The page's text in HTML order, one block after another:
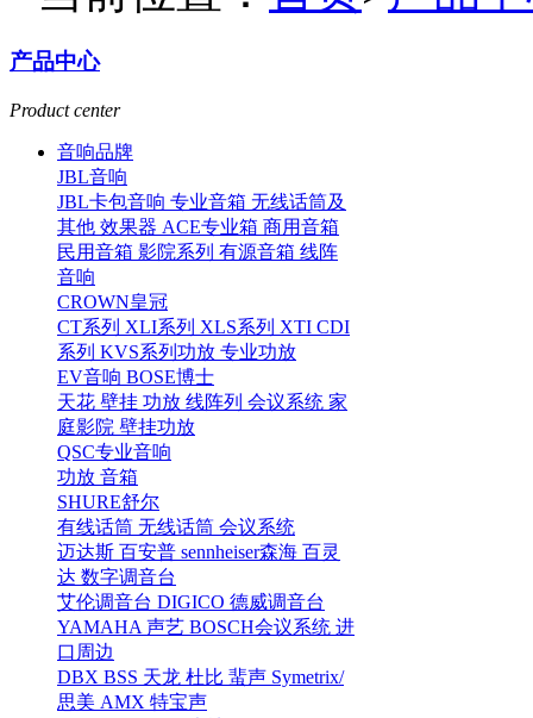
产品中心
Product center
音响品牌
JBL音响
JBL卡包音响 专业音箱 无线话筒及
其他 效果器 ACE专业箱 商用音箱
民用音箱 影院系列 有源音箱 线阵
音响
CROWN皇冠
CT系列 XLI系列 XLS系列 XTI CDI
系列 KVS系列功放 专业功放
EV音响 BOSE博士
天花 壁挂 功放 线阵列 会议系统 家
庭影院 壁挂功放
QSC专业音响
功放 音箱
SHURE舒尔
有线话筒 无线话筒 会议系统
迈达斯 百安普 sennheiser森海 百灵
达 数字调音台
艾伦调音台 DIGICO 德威调音台
YAMAHA 声艺 BOSCH会议系统 进
口周边
DBX BSS 天龙 杜比 蜚声 Symetrix/
思美 AMX 特宝声